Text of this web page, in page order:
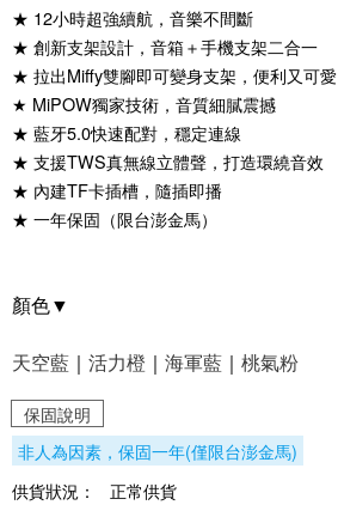
★ 12小時超強續航，音樂不間斷
★ 創新支架設計，音箱＋手機支架二合一
★ 拉出Miffy雙腳即可變身支架，便利又可愛
★ MiPOW獨家技術，音質細膩震撼
★ 藍牙5.0快速配對，穩定連線
★ 支援TWS真無線立體聲，打造環繞音效
★ 內建TF卡插槽，隨插即播
★ 一年保固（限台澎金馬）
顏色▼
天空藍 ｜ 活力橙 ｜ 海軍藍 ｜ 桃氣粉
保固說明
非人為因素，保固一年(僅限台澎金馬)
供貨狀況：
正常供貨